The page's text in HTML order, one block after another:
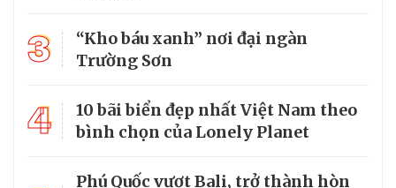
3
“Kho báu xanh” nơi đại ngàn
Trường Sơn
4
10 bãi biển đẹp nhất Việt Nam theo
bình chọn của Lonely Planet
Phú Quốc vượt Bali, trở thành hòn